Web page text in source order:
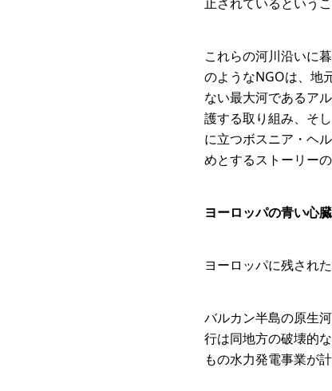
これらの河川沿いに
のようなNGOは、地
ない最大河であるア
護する取り組み、そ
に立つボスニア・ヘ
めとするストーリー
ヨーロッパの青い心
ヨーロッパに残され
バルカン半島の原生
行は同地方の破壊的
もの水力発電事業が